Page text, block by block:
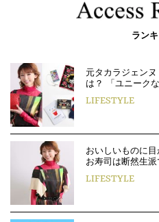
ラン
元タカラジェン
は？ 「ユニーク
LIFESTYLE
おいしいものに
お寿司は断然生
LIFESTYLE